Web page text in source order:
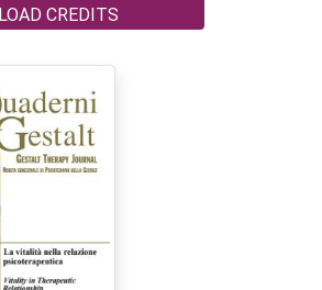
CREDITS